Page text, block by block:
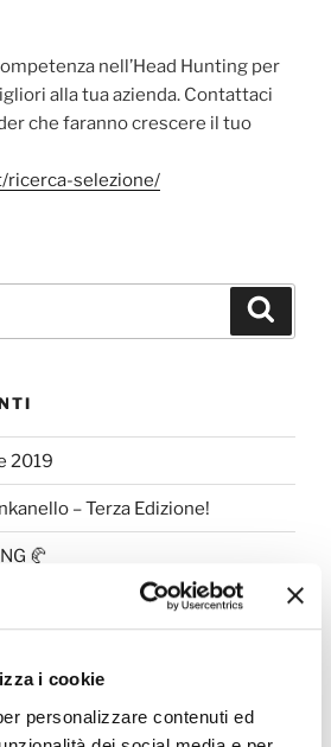
i cookie
personalizzare contenuti ed
nell’Head Hunting per
alla tua azienda. Contattaci
che faranno crescere il tuo
ricerca-selezione/
2019
– Terza Edizione!
🥐